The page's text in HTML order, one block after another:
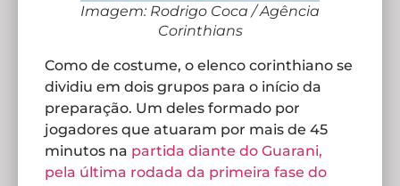
Imagem: Rodrigo Coca / Agência
Corinthians
Como de costume, o elenco corinthiano se
dividiu em dois grupos para o início da
preparação. Um deles formado por
jogadores que atuaram por mais de 45
minutos na partida diante do Guarani,
pela última rodada da primeira fase do